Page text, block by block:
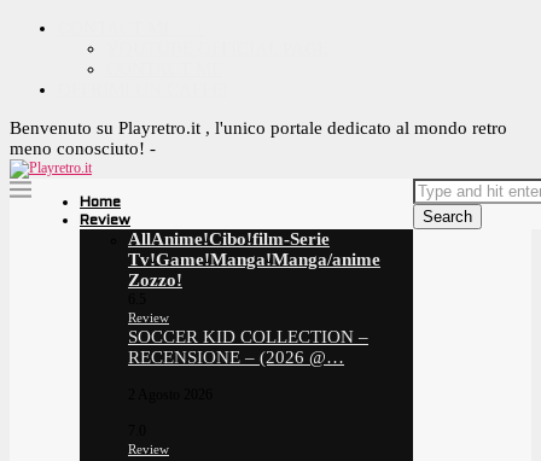
Benvenuto su Playretro.it , l'unico portale dedicato al mondo retro
meno conosciuto! -
Home
Review
AllAnime!Cibo!film-Serie
Tv!Game!Manga!Manga/anime
Zozzo!
Review
SOCCER KID COLLECTION –
RECENSIONE – (2026 @…
Review
Search